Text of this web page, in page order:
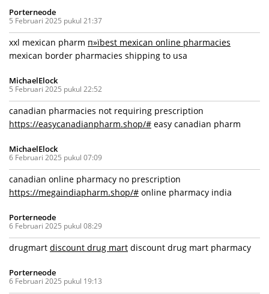
Porterneode
5 Februari 2025 pukul 21:37
xxl mexican pharm п»їbest mexican online pharmacies
mexican border pharmacies shipping to usa
MichaelElock
5 Februari 2025 pukul 22:52
canadian pharmacies not requiring prescription
https://easycanadianpharm.shop/# easy canadian pharm
MichaelElock
6 Februari 2025 pukul 07:09
canadian online pharmacy no prescription
https://megaindiapharm.shop/# online pharmacy india
Porterneode
6 Februari 2025 pukul 08:29
drugmart discount drug mart discount drug mart pharmacy
Porterneode
6 Februari 2025 pukul 19:13